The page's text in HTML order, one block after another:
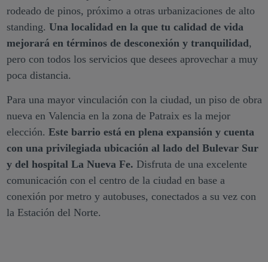
rodeado de pinos, próximo a otras urbanizaciones de alto
standing. Una localidad en la que tu calidad de vida
mejorará en términos de desconexión y tranquilidad,
pero con todos los servicios que desees aprovechar a muy
poca distancia.
Para una mayor vinculación con la ciudad, un piso de obra
nueva en Valencia en la zona de Patraix es la mejor
elección. Este barrio está en plena expansión y cuenta
con una privilegiada ubicación al lado del Bulevar Sur
y del hospital La Nueva Fe. Disfruta de una excelente
comunicación con el centro de la ciudad en base a
conexión por metro y autobuses, conectados a su vez con
la Estación del Norte.